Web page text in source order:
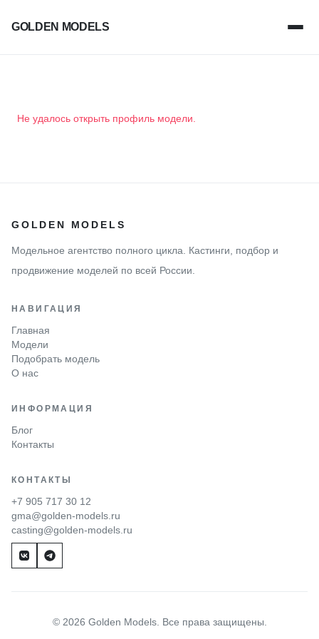
GOLDEN MODELS
Не удалось открыть профиль модели.
GOLDEN MODELS
Модельное агентство полного цикла. Кастинги, подбор и
продвижение моделей по всей России.
НАВИГАЦИЯ
Главная
Модели
Подобрать модель
О нас
ИНФОРМАЦИЯ
Блог
Контакты
КОНТАКТЫ
+7 905 717 30 12
gma@golden-models.ru
casting@golden-models.ru
© 2026 Golden Models. Все права защищены.